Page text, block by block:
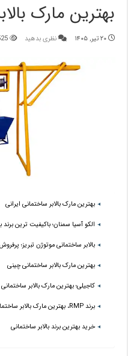
بهترین مارک
۲۰ تیر, ۱۴۰۵ نظری بدهید 1525
بهترین مارک بالابر ساختمانی ایرانی
الکو آسیا سمنان؛ باکیفیت ترین برند
بالابر ساختمانی موتوژن تبریز؛
بهترین مارک بالابر ساختمانی چینی
کاجیلی؛ بهترین مارک بالابر
برند RMP، بهترین مارک بالابر ساختمانی چینی باکیفیت اما قیمت مناسب
خرید بهترین برند بالابر ساختمانی